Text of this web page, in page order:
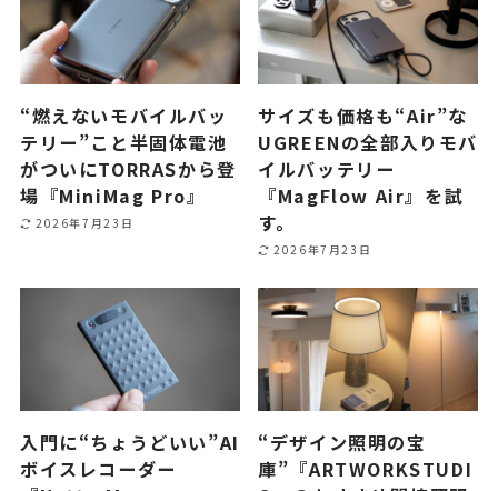
“燃えないモバイルバッ
テリー”こと半固体電池
がついにTORRASから登
場『MiniMag Pro』
2026年7月23日
サイズも価格も“Air”な
UGREENの全部入りモバ
イルバッテリー
『MagFlow Air』を試
す。
2026年7月23日
入門に“ちょうどいい”AI
ボイスレコーダー
“デザイン照明の宝
庫”『ARTWORKSTUDI